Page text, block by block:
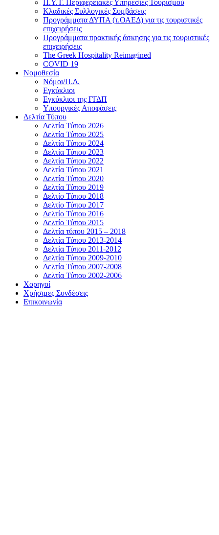
Π.Υ.Τ. Περιφερειακές Υπηρεσίες Τουρισμού
Κλαδικές Συλλογικές Συμβάσεις
Προγράμματα ΔΥΠΑ (τ.ΟΑΕΔ) για τις τουριστικές
επιχειρήσεις
Προγράμματα πρακτικής άσκησης για τις τουριστικές
επιχειρήσεις
The Greek Hospitality Reimagined
COVID 19
Νομοθεσία
Νόμοι/Π.Δ.
Εγκύκλιοι
Εγκύκλιοι της ΓΓΔΠ
Υπουργικές Αποφάσεις
Δελτία Τύπου
Δελτία Τύπου 2026
Δελτία Τύπου 2025
Δελτία Τύπου 2024
Δελτία Τύπου 2023
Δελτία Τύπου 2022
Δελτία Τύπου 2021
Δελτία Τύπου 2020
Δελτία Τύπου 2019
Δελτίο Τύπου 2018
Δελτίο Τύπου 2017
Δελτίο Τύπου 2016
Δελτίο Τύπου 2015
Δελτία τύπου 2015 – 2018
Δελτία Τύπου 2013-2014
Δελτία Τύπου 2011-2012
Δελτία Τύπου 2009-2010
Δελτία Τύπου 2007-2008
Δελτία Τύπου 2002-2006
Χορηγοί
Χρήσιμες Συνδέσεις
Επικοινωνία